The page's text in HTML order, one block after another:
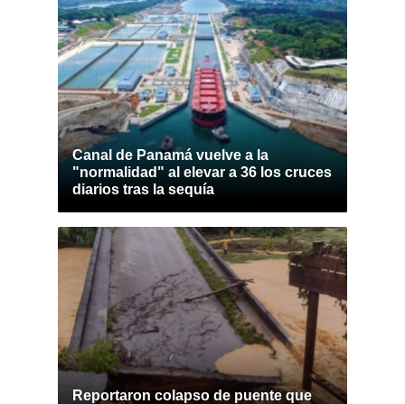
Canal de Panamá vuelve a la
"normalidad" al elevar a 36 los cruces
diarios tras la sequía
Reportaron colapso de puente que